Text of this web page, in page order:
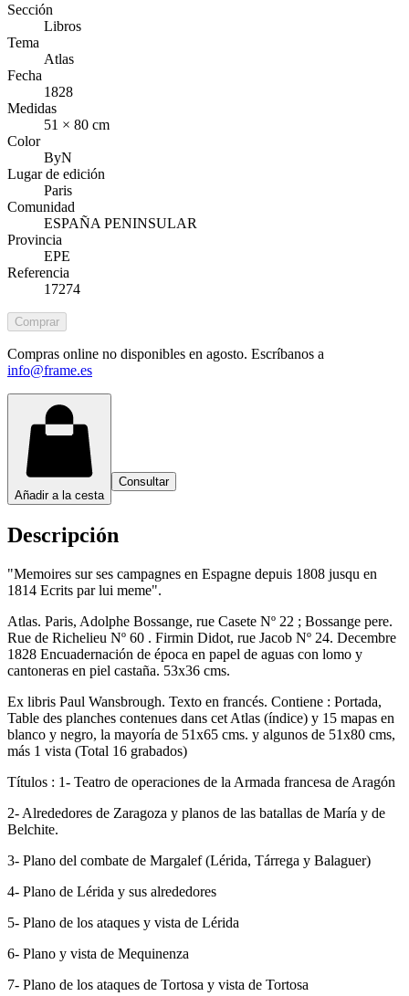
Sección
Libros
Tema
Atlas
Fecha
1828
Medidas
51 × 80 cm
Color
ByN
Lugar de edición
Paris
Comunidad
ESPAÑA PENINSULAR
Provincia
EPE
Referencia
17274
Comprar
Compras online no disponibles en agosto. Escríbanos a
info@frame.es
Añadir a la cesta
Consultar
Descripción
"Memoires sur ses campagnes en Espagne depuis 1808 jusqu en
1814 Ecrits par lui meme".
Atlas. Paris, Adolphe Bossange, rue Casete Nº 22 ; Bossange pere.
Rue de Richelieu Nº 60 . Firmin Didot, rue Jacob Nº 24. Decembre
1828 Encuadernación de época en papel de aguas con lomo y
cantoneras en piel castaña. 53x36 cms.
Ex libris Paul Wansbrough. Texto en francés. Contiene : Portada,
Table des planches contenues dans cet Atlas (índice) y 15 mapas en
blanco y negro, la mayoría de 51x65 cms. y algunos de 51x80 cms,
más 1 vista (Total 16 grabados)
Títulos : 1- Teatro de operaciones de la Armada francesa de Aragón
2- Alrededores de Zaragoza y planos de las batallas de María y de
Belchite.
3- Plano del combate de Margalef (Lérida, Tárrega y Balaguer)
4- Plano de Lérida y sus alrededores
5- Plano de los ataques y vista de Lérida
6- Plano y vista de Mequinenza
7- Plano de los ataques de Tortosa y vista de Tortosa